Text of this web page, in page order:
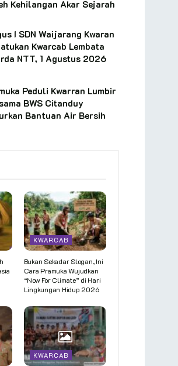
Kehilangan Akar Sejarah
I SDN Waijarang Kwaran
Kwarcab Lembata
NTT, 1 Agustus 2026
Peduli Kwarran Lumbir
BWS Citanduy
Bantuan Air Bersih
KWARCAB
Bukan Sekadar Slogan, Ini
Cara Pramuka Wujudkan
“Now For Climate” di Hari
Lingkungan Hidup 2026
KWARCAB